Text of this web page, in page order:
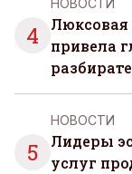
4
Люксовая
привела
5
НОВОСТИ
Лидеры
услуг